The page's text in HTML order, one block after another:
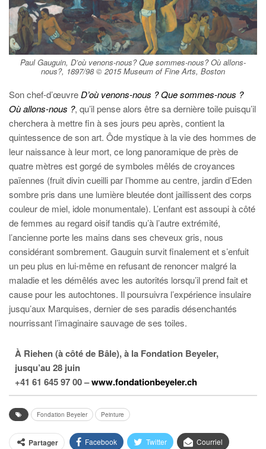
Paul Gauguin, D’où venons-nous? Que sommes-nous? Où allons-
nous?, 1897/98 © 2015 Museum of Fine Arts, Boston
Son chef-d’œuvreD’où venons-nous ? Que sommes-nous ?
Où allons-nous ?, qu’il pense alors être sa dernière toile puisqu’il
cherchera à mettre fin à ses jours peu après, contient la
quintessence de son art. Ôde mystique à la vie des hommes de
leur naissance à leur mort, ce long panoramique de près de
quatre mètres est gorgé de symboles mêlés de croyances
païennes (fruit divin cueilli par l’homme au centre, jardin d’Eden
sombre pris dans une lumière bleutée dont jaillissent des corps
couleur de miel, idole monumentale). L’enfant est assoupi à côté
de femmes au regard oisif tandis qu’à l’autre extrémité,
l’ancienne porte les mains dans ses cheveux gris, nous
considérant sombrement. Gauguin survit finalement et s’enfuit
un peu plus en lui-même en refusant de renoncer malgré la
maladie et les démêlés avec les autorités lorsqu’il prend fait et
cause pour les autochtones. Il poursuivra l’expérience insulaire
jusqu’aux Marquises, dernier de ses paradis désenchantés
nourrissant l’imaginaire sauvage de ses toiles.
À Riehen (à côté de Bâle), à la Fondation Beyeler,
jusqu’au 28 juin
+41 61 645 97 00 –www.fondationbeyeler.ch
Fondation Beyeler Peinture
Partager Facebook Twitter Courriel